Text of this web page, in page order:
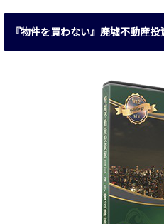
『物件を買わない』廃墟不動産投